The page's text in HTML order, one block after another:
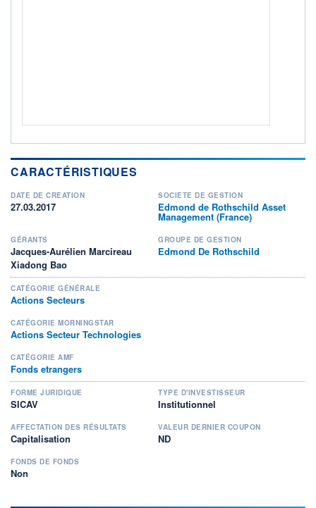
+ PORTEFEUILLE + LISTE
CARACTÉRISTIQUES
DATE DE CRÉATION
27.03.2017
SOCIÉTÉ DE GESTION
Edmond de Rothschild Asset
Management (France)
GÉRANTS
Jacques-Aurélien Marcireau
Xiadong Bao
GROUPE DE GESTION
Edmond De Rothschild
CATÉGORIE GÉNÉRALE
Actions Secteurs
CATÉGORIE MORNINGSTAR
Actions Secteur Technologies
CATÉGORIE AMF
Fonds etrangers
FORME JURIDIQUE
SICAV
TYPE D'INVESTISSEUR
Institutionnel
AFFECTATION DES RÉSULTATS
Capitalisation
VALEUR DERNIER COUPON
ND
FONDS DE FONDS
Non